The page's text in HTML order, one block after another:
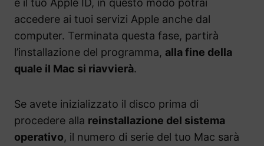
e il tuo Apple ID, in questo modo potrai
accedere ai tuoi servizi Apple anche dal
computer. Terminata questa fase, partirà
l’installazione del programma, alla fine della
quale il Mac si riavvierà.
Se avete inizializzato il disco prima di
procedere alla reinstallazione del sistema
operativo, il numero di serie del tuo Mac sarà